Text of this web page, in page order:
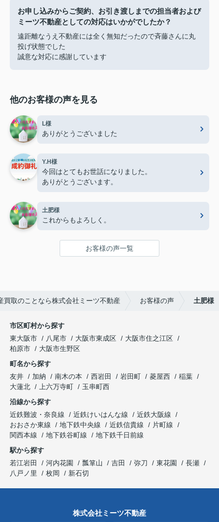
お申し込みからご契約、お引き渡しまでの担当者および
ミーツ不動産としての対応はいかがでしたか？
遠距離なうえ不動産には全く無知だったので斉藤さんに丸
投げ状態でした
誠意な対応に感謝しています
他のお客様の声を見る
L様
ありがとうございました
Y.H様
今回はとてもお世話になりました。
ありがとうございます。
土肥様
これからもよろしく。
お客様の声一覧
買取のことなら株式会社ミーツ不動産 お客様の声 土肥様
市区町村から探す
東大阪市
八尾市 大阪市東成区
大阪市住之江区
柏原市
大阪市生野区
町名から探す
友井
加納 南木の本 西岩田 岩田町 菱屋西
稲葉
大蓮北
上六万寺町
玉串町西
沿線から探す
近鉄難波・奈良線
近鉄けいはんな線
近鉄大阪線
おおさか東線
地下鉄中央線 近鉄信貴線
片町線
関西本線
地下鉄谷町線
地下鉄千日前線
駅から探す
若江岩田
河内花園 瓢箪山 吉田 弥刀 東花園
長瀬
八戸ノ里
枚岡 新石切
株式会社ミーツ不動産